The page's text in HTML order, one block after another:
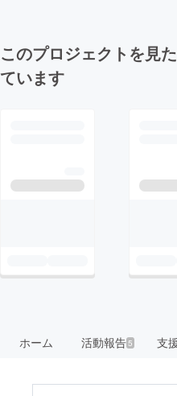
このプロジェクトを見
ています
ホーム 活動報告5 支